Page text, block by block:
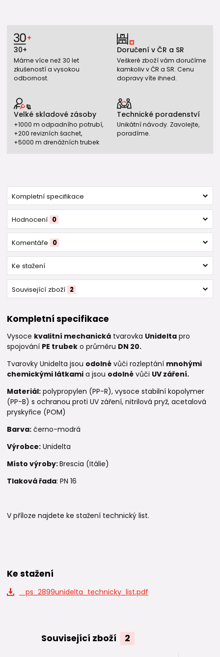
30+
Máme více než 30 let
zkušeností a vysokou
odbornost.
Doručení v ČR a SR
Veškeré zboží vám doručíme
kamkoliv v ČR a SR. Cenu
dopravy víte ihned.
Velké skladové zásoby
+1000 m odpadního potrubí,
+200 revizních šachet,
+5000 m drenážních trubek
Technické poradenství
Unikátní návody. Zavolejte,
poradíme.
Kompletní specifikace
Hodnocení 0
Komentáře 0
Ke stažení
Související zboží 2
Kompletní specifikace
Vysoce kvalitní mechanická tvarovka Unidelta pro
spojování PE trubek o průměru DN 20.
Tvarovky Unidelta jsou odolné vůči rozleptání mnohými
chemickými látkami a jsou odolné vůči UV záření.
Materiál: polypropylen (PP-R), vysoce stabilní kopolymer
(PP-B) s ochranou proti UV záření, nitrilová pryž, acetalová
pryskyřice (POM)
Barva: černo-modrá
Výrobce: Unidelta
Místo výroby:Brescia (Itálie)
Tlaková řada: PN 16
V příloze najdete ke stažení technický list.
Ke stažení
_ps_2899unidelta_technicky_list.pdf
Související zboží 2